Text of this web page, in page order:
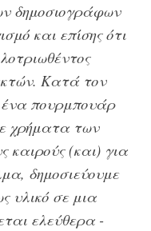
δημοσιογράφων
και επίσης ότι
Κατά τον
πουρμπουάρ
χρήματα των
(και) για
δημοσιεύουμε
υλικό σε μια
ελεύθερα -